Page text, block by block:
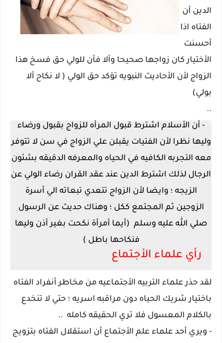
الدين أن
الفتاه اذا
أحسنت
الأختيار كان زواجها صحيحا وألا فأن للولي حق فسخ هذا
الزواج لأن الأحاديث النبويه تؤكد حق الولي ( لا نكاح ألا
بولي)
..
- أن الأسلام اشترط قبول المرأه للزواج بقبول ورضاء
وليها نظرا لأن الفتيات يقبلن علي الزواج في سن لا تتوفر
معه التجربه الكافيه في الحياه والمعرفه الدقيقه بشئون
الرجال لذلك اشترط الدين عند عقد القران رضاء الولي عن
الزيجه ؛ وايضا لأن الزواج تتعدي تبعاته الي أسرة
الزوجين ثم المجتمع ككل ؛ وهناك حديث عن الرسول
صلي الله عليه وسلم (أيما أمرأة نكحت بغير أذن وليها
فنكاحها باطل )
رأي علماء الأجتماع
لقد حذر علماء التربيه الأجتماعيه من مخاطر أنفراد الفتاه
باختيار شريك الحياه دون مراقبه اسريه ؛ حتي لا تنخدع
بالكلام المعسول فلا تري الحقيقه كامله ..
- ويري أحد علماء علم الأجتماع أن استقلال الفتاه بتزويج